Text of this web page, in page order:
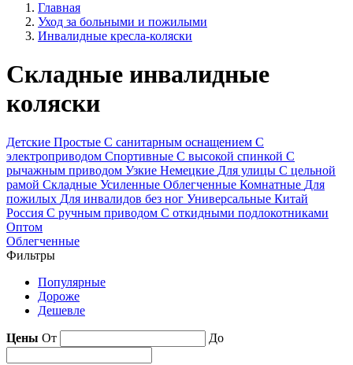
Главная
Уход за больными и пожилыми
Инвалидные кресла-коляски
Складные инвалидные
коляски
Детские Простые С санитарным оснащением С
электроприводом Спортивные С высокой спинкой С
рычажным приводом Узкие Немецкие Для улицы С цельной
рамой Складные Усиленные Облегченные Комнатные Для
пожилых Для инвалидов без ног Универсальные Китай
Россия С ручным приводом С откидными подлокотниками
Оптом
Облегченные
Фильтры
Популярные
Дороже
Дешевле
Цены От До